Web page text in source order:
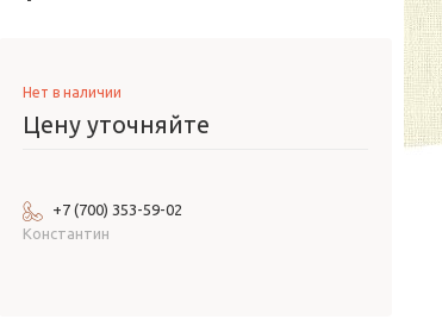
Нет в наличии
Цену уточняйте
+7 (700) 353-59-02
Константин